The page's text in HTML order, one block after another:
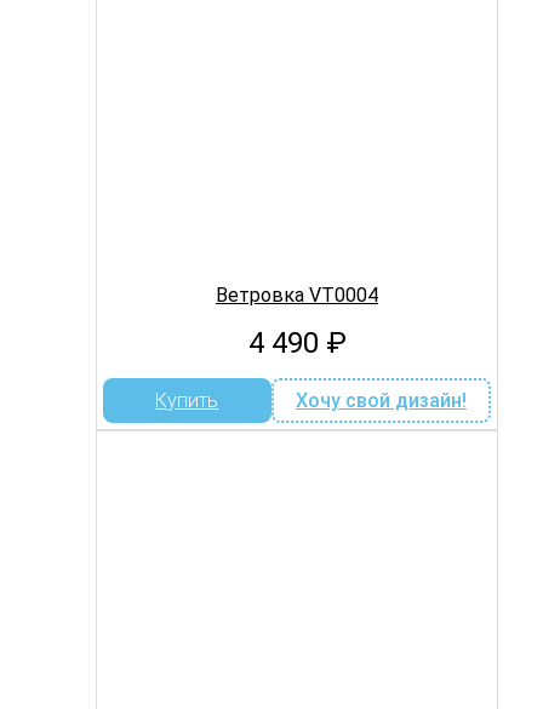
Ветровка VT0004
4 490 ₽
Купить Хочу свой дизайн!